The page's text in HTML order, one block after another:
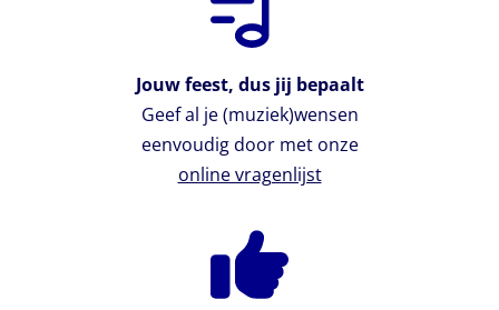
Jouw feest, dus jij bepaalt
Geef al je (muziek)wensen
eenvoudig door met onze
online vragenlijst